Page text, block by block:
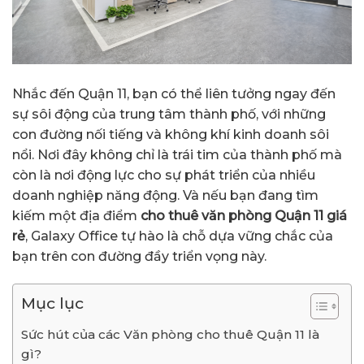
Nhắc đến Quận 11, bạn có thể liên tưởng ngay đến
sự sôi động của trung tâm thành phố, với những
con đường nối tiếng và không khí kinh doanh sôi
nổi. Nơi đây không chỉ là trái tim của thành phố mà
còn là nơi động lực cho sự phát triển của nhiều
doanh nghiệp năng động. Và nếu bạn đang tìm
kiếm một địa điểm cho thuê văn phòng Quận 11 giá
rẻ, Galaxy Office tự hào là chỗ dựa vững chắc của
bạn trên con đường đầy triển vọng này.
Mục lục
Sức hút của các Văn phòng cho thuê Quận 11 là
gì?